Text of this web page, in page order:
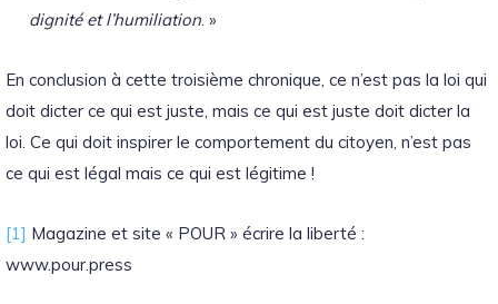
dignité et l’humiliation. »
En conclusion à cette troisième chronique, ce n’est pas la loi qui
doit dicter ce qui est juste, mais ce qui est juste doit dicter la
loi. Ce qui doit inspirer le comportement du citoyen, n’est pas
ce qui est légal mais ce qui est légitime !
[1] Magazine et site « POUR » écrire la liberté :
www.pour.press